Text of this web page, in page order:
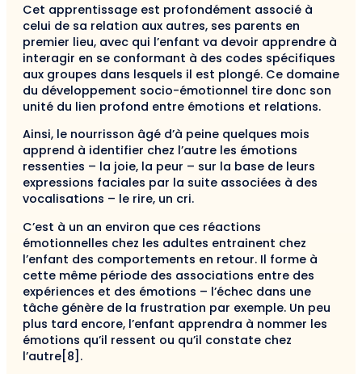
Cet apprentissage est profondément associé à
celui de sa relation aux autres, ses parents en
premier lieu, avec qui l’enfant va devoir apprendre à
interagir en se conformant à des codes spécifiques
aux groupes dans lesquels il est plongé. Ce domaine
du développement socio-émotionnel tire donc son
unité du lien profond entre émotions et relations.
Ainsi, le nourrisson âgé d’à peine quelques mois
apprend à identifier chez l’autre les émotions
ressenties – la joie, la peur – sur la base de leurs
expressions faciales par la suite associées à des
vocalisations – le rire, un cri.
C’est à un an environ que ces réactions
émotionnelles chez les adultes entrainent chez
l’enfant des comportements en retour. Il forme à
cette même période des associations entre des
expériences et des émotions – l’échec dans une
tâche génère de la frustration par exemple. Un peu
plus tard encore, l’enfant apprendra à nommer les
émotions qu’il ressent ou qu’il constate chez
l’autre[8].